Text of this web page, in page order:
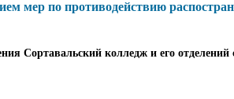
мер по противодействию
Сортавальский колледж и его отделений